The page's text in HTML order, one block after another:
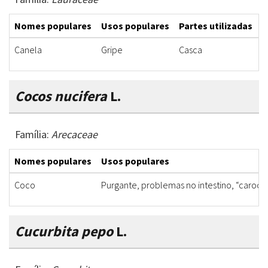
Nomes populares Usos populares Partes utilizadas
Canela
Gripe Casca
Cocos nuciferaL.
Família: Arecaceae
Nomes populares
Usos populares
Coco
Purgante, problemas no intestino,
Cucurbita pepoL.